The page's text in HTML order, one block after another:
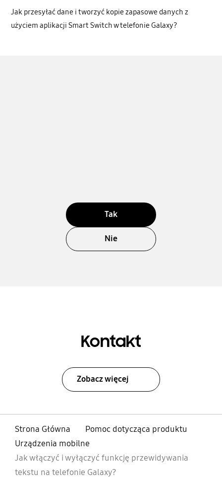
Jak przesyłać dane i tworzyć kopie zapasowe danych z
użyciem aplikacji Smart Switch w telefonie Galaxy?
Tak
Nie
Kontakt
Zobacz więcej
Strona Główna
Pomoc dotycząca produktu
Urządzenia mobilne
Jak włączyć i wyłączyć funkcję przewidywania
tekstu na telefonie Galaxy?